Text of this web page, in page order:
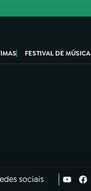
FESTIVAL DE MÚSICA
sociais